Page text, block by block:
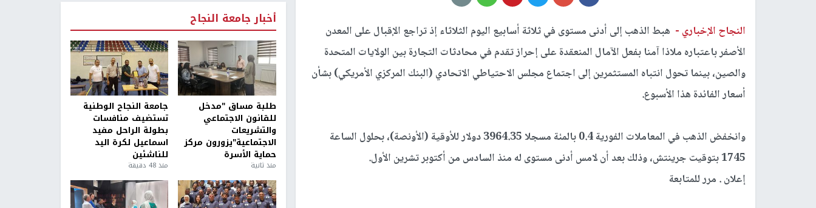
النجاح الإخباري - هبط الذهب إلى أدنى مستوى في ثلاثة أسابيع اليوم الثلاثاء إذ تراجع الإقبال على المعدن
الأصفر باعتباره ملاذا آمنا بفعل الآمال المنعقدة على إحراز تقدم في محادثات التجارة بين الولايات المتحدة
والصين، بينما تحول انتباه المستثمرين إلى اجتماع مجلس الاحتياطي الاتحادي (البنك المركزي الأمريكي) بشأن
أسعار الفائدة هذا الأسبوع.
وانخفض الذهب في المعاملات الفورية 0.4 بالمئة مسجلا 3964.35 دولار للأوقية (الأونصة)، بحلول الساعة
1745 بتوقيت جرينتش، وذلك بعد أن لامس أدنى مستوى له منذ السادس من أكتوبر تشرين الأول.
إعلان . مرر للمتابعة
أخبار جامعة النجاح
طلبة مساق "مدخل
للقانون الاجتماعي
والتشريعات
الاجتماعية"يزورون مركز
حماية الأسرة
منذ ثانية
جامعة النجاح الوطنية
تستضيف منافسات
بطولة الراحل مفيد
اسماعيل لكرة اليد
للناشئين
منذ 48 دقيقة